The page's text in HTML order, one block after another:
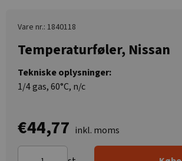
Vare nr.: 1840118
Temperaturføler, Nissan
Tekniske oplysninger:
1/4 gas, 60°C, n/c
€44,77 inkl. moms